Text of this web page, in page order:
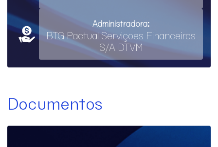
Administradora:
BTG Pactual Serviçoes Financeiros
S/A DTVM
Documentos